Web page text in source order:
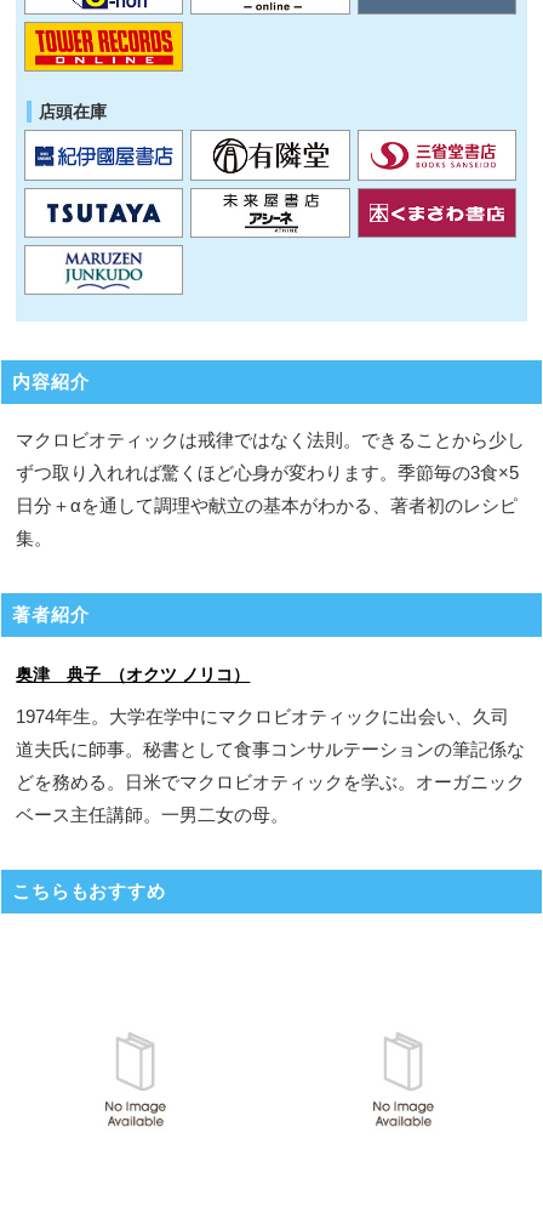
店頭在庫
内容紹介
マクロビオティックは戒律ではなく法則。できることから少し
ずつ取り入れれば驚くほど心身が変わります。季節毎の3食×5
日分＋αを通して調理や献立の基本がわかる、著者初のレシピ
集。
著者紹介
奥津 典子 （オクツ ノリコ）
1974年生。大学在学中にマクロビオティックに出会い、久司
道夫氏に師事。秘書として食事コンサルテーションの筆記係な
どを務める。日米でマクロビオティックを学ぶ。オーガニック
ベース主任講師。一男二女の母。
こちらもおすすめ